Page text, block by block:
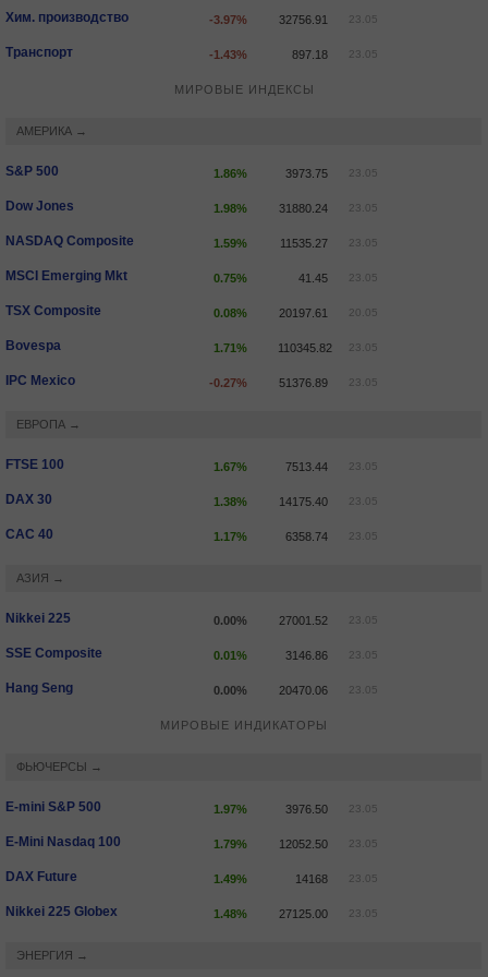
Хим. производство -3.97% 32756.91 23.05
Транспорт -1.43% 897.18 23.05
МИРОВЫЕ ИНДЕКСЫ
АМЕРИКА →
S&P 500 1.86% 3973.75 23.05
Dow Jones 1.98% 31880.24 23.05
NASDAQ Composite 1.59% 11535.27 23.05
MSCI Emerging Mkt 0.75% 41.45 23.05
TSX Composite 0.08% 20197.61 20.05
Bovespa 1.71% 110345.82 23.05
IPC Mexico -0.27% 51376.89 23.05
ЕВРОПА →
FTSE 100 1.67% 7513.44 23.05
DAX 30 1.38% 14175.40 23.05
CAC 40 1.17% 6358.74 23.05
АЗИЯ →
Nikkei 225 0.00% 27001.52 23.05
SSE Composite 0.01% 3146.86 23.05
Hang Seng 0.00% 20470.06 23.05
МИРОВЫЕ ИНДИКАТОРЫ
ФЬЮЧЕРСЫ →
E-mini S&P 500 1.97% 3976.50 23.05
E-Mini Nasdaq 100 1.79% 12052.50 23.05
DAX Future 1.49% 14168 23.05
Nikkei 225 Globex 1.48% 27125.00 23.05
ЭНЕРГИЯ →